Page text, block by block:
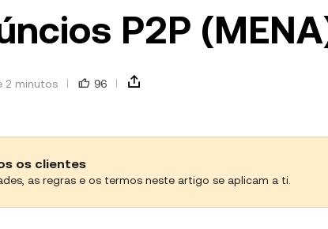
P2P
2 minutos 96
os clientes
as regras e os termos neste artigo se aplicam a ti.